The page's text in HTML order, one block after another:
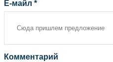
Е-майл *
Комментарий